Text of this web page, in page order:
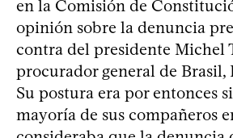
en la Comisión de
opinión sobre la denuncia
contra del presidente Michel
procurador general de Brasil,
Su postura era por entonces
mayoría de sus compañeros